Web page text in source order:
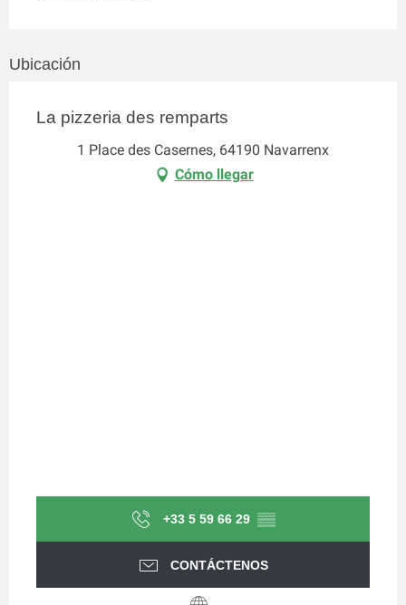
Ubicación
La pizzeria des remparts
1 Place des Casernes, 64190 Navarrenx
Cómo llegar
+33 5 59 66 29 ▒▒
CONTÁCTENOS